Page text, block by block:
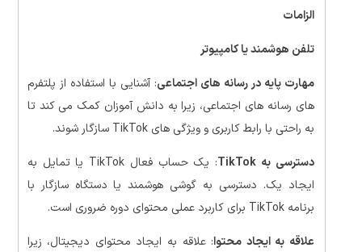
الزامات
تلفن هوشمند یا کامپیوتر
مهارت پایه در رسانه های اجتماعی: آشنایی با استفاده از پلتفرم
های رسانه های اجتماعی، زیرا به دانش آموزان کمک می کند تا
به راحتی با رابط کاربری و ویژگی های TikTok سازگار شوند.
دسترسی به TikTok
: یک حساب فعال TikTok یا تمایل به
ایجاد یک. دسترسی به گوشی هوشمند یا دستگاه سازگار با
برنامه TikTok برای کاربرد عملی محتوای دوره ضروری است.
علاقه به ایجاد محتوا: علاقه به ایجاد محتوای دیجیتال، زیرا